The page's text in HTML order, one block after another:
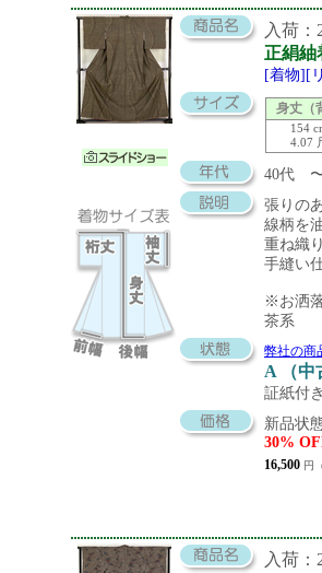
入荷：
正絹紬
[着物][
身丈（
154
4.07
40代
張りの
線柄を
重ね織
手縫い
※お洒
茶系
弊社の商
A （中
証紙付
新品状
30%
16,500 円
入荷：